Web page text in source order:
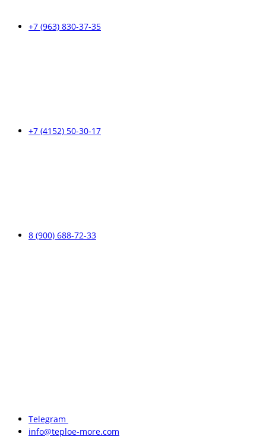
+7 (963) 830-37-35
+7 (4152) 50-30-17
8 (900) 688-72-33
Telegram
info@teploe-more.com